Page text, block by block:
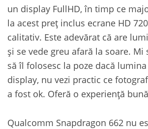
un display FullHD, în timp ce
la acest preț inclus ecrane HD
calitativ. Este adevărat că are
și se vede greu afară la soare. Mi
să îl folosesc la poze dacă
display, nu vezi practic ce
a fost ok. Oferă o experiență
Qualcomm Snapdragon 662 nu